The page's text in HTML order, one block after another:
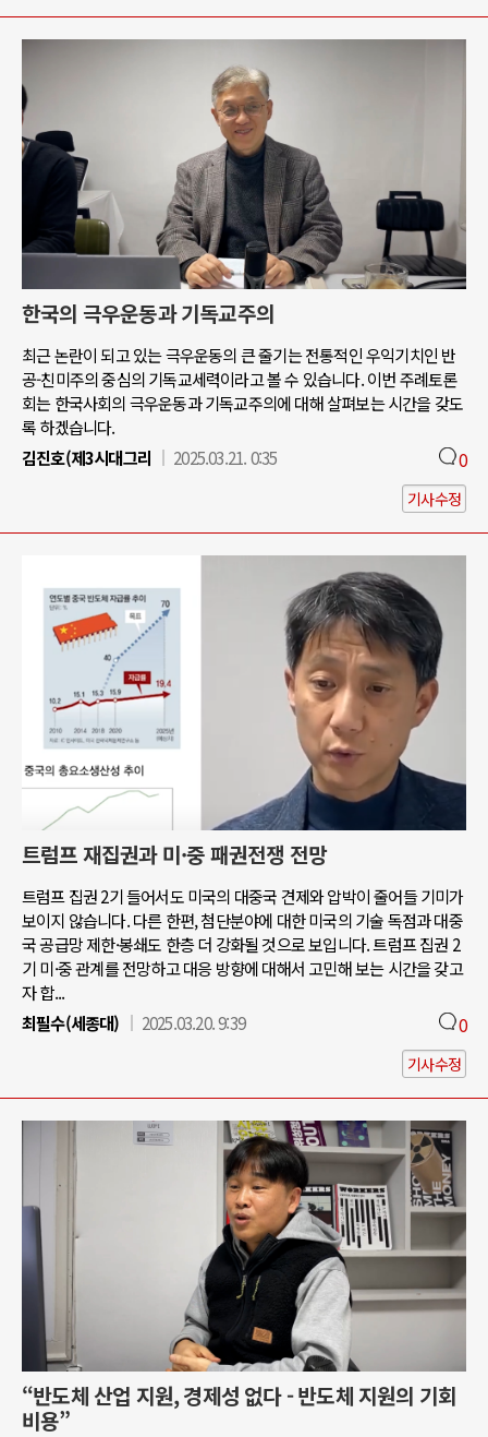
한국의 극우운동과 기독교주의
최근 논란이 되고 있는 극우운동의 큰 줄기는 전통적인 우익기치인 반
공-친미주의 중심의 기독교세력이라고 볼 수 있습니다. 이번 주례토론
회는 한국사회의 극우운동과 기독교주의에 대해 살펴보는 시간을 갖도
록 하겠습니다.
김진호(제3시대그리
2025.03.21. 0:35 0
기사수정
트럼프 재집권과 미·중 패권전쟁 전망
트럼프 집권 2기 들어서도 미국의 대중국 견제와 압박이 줄어들 기미가
보이지 않습니다. 다른 한편, 첨단분야에 대한 미국의 기술 독점과 대중
국 공급망 제한·봉쇄도 한층 더 강화될 것으로 보입니다. 트럼프 집권 2
기 미·중 관계를 전망하고 대응 방향에 대해서 고민해 보는 시간을 갖고
자 합...
최필수(세종대)
2025.03.20. 9:39 0
기사수정
“반도체 산업 지원, 경제성 없다 - 반도체 지원의 기회
비용”